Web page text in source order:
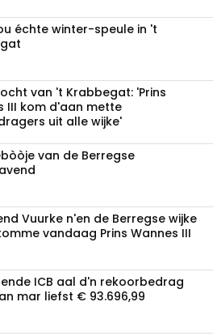
échte winter-speule in 't
van 't Krabbegat: 'Prins
III kom d'aan mette
uit alle wijke'
van de Berregse
Vuurke n'en de Berregse wijke
vandaag Prins Wannes III
ICB aal d'n rekoorbedrag
mar liefst € 93.696,99